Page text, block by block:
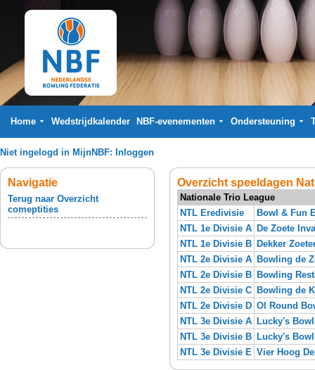
Home Wedstrijdkalender NBF-evenementen Ondersteuning
Niet ingelogd in MijnNBF: Inloggen
Navigatie
Terug naar Overzicht
comeptities
Overzicht speeldagen
Nationale Trio League
NTL Eredivisie
Bowl & Fun
NTL 1e Divisie A De Zoete
NTL 1e Divisie B Dekker
NTL 2e Divisie A Bowling de
NTL 2e Divisie B Bowling
NTL 2e Divisie C Bowling de
NTL 2e Divisie D Ol Round
NTL 3e Divisie A Lucky's
NTL 3e Divisie B Lucky's
NTL 3e Divisie E Vier Hoog